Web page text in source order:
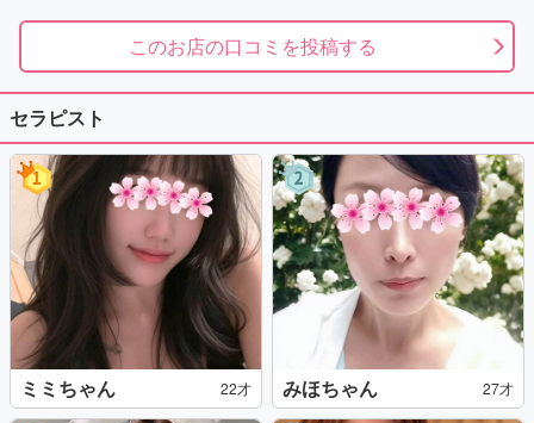
このお店の口コミを投稿する
セラピスト
ミミちゃん 22才 みほちゃん 27才